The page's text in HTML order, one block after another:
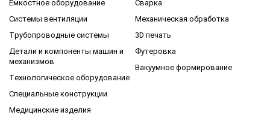
Емкостное оборудование
Системы вентиляции
Трубопроводные системы
Детали и компоненты машин и
механизмов
Технологическое оборудование
Специальные конструкции
Медицинские изделия
Сварка
Механическая обработка
3D печать
Футеровка
Вакуумное формирование